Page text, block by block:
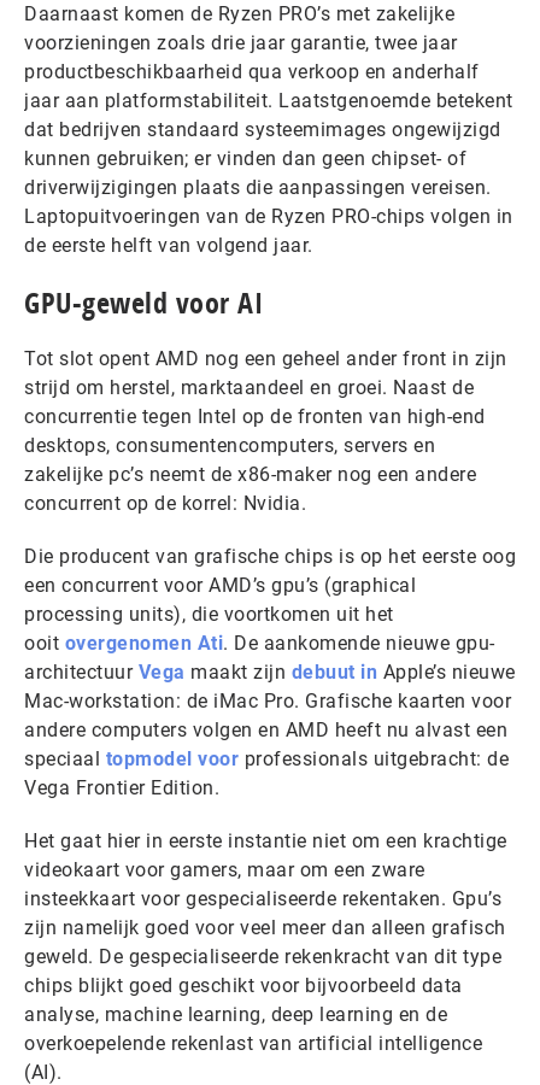
Daarnaast komen de Ryzen PRO’s met zakelijke
voorzieningen zoals drie jaar garantie, twee jaar
productbeschikbaarheid qua verkoop en anderhalf
jaar aan platformstabiliteit. Laatstgenoemde betekent
dat bedrijven standaard systeemimages ongewijzigd
kunnen gebruiken; er vinden dan geen chipset- of
driverwijzigingen plaats die aanpassingen vereisen.
Laptopuitvoeringen van de Ryzen PRO-chips volgen in
de eerste helft van volgend jaar.
GPU-geweld voor AI
Tot slot opent AMD nog een geheel ander front in zijn
strijd om herstel, marktaandeel en groei. Naast de
concurrentie tegen Intel op de fronten van high-end
desktops, consumentencomputers, servers en
zakelijke pc’s neemt de x86-maker nog een andere
concurrent op de korrel: Nvidia.
Die producent van grafische chips is op het eerste oog
een concurrent voor AMD’s gpu’s (graphical
processing units), die voortkomen uit het
ooit overgenomen Ati. De aankomende nieuwe gpu-
architectuur Vega maakt zijn debuut in Apple’s nieuwe
Mac-workstation: de iMac Pro. Grafische kaarten voor
andere computers volgen en AMD heeft nu alvast een
speciaal topmodel voor professionals uitgebracht: de
Vega Frontier Edition.
Het gaat hier in eerste instantie niet om een krachtige
videokaart voor gamers, maar om een zware
insteekkaart voor gespecialiseerde rekentaken. Gpu’s
zijn namelijk goed voor veel meer dan alleen grafisch
geweld. De gespecialiseerde rekenkracht van dit type
chips blijkt goed geschikt voor bijvoorbeeld data
analyse, machine learning, deep learning en de
overkoepelende rekenlast van artificial intelligence
(AI).